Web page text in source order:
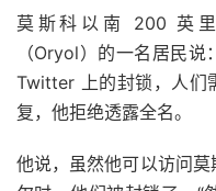
莫斯科以南 200 英
（Oryol）的一名居民
Twitter 上的封锁，人们
复，他拒绝透露全名。
他说，虽然他可以访问